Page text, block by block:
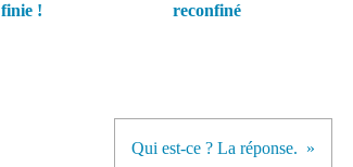
finie !
reconfiné
Qui est-ce ? La réponse.